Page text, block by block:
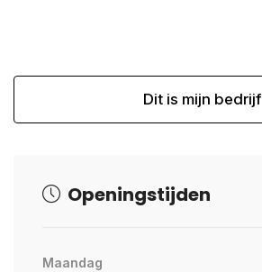
Dit is mijn bedrijf
Openingstijden
Maandag